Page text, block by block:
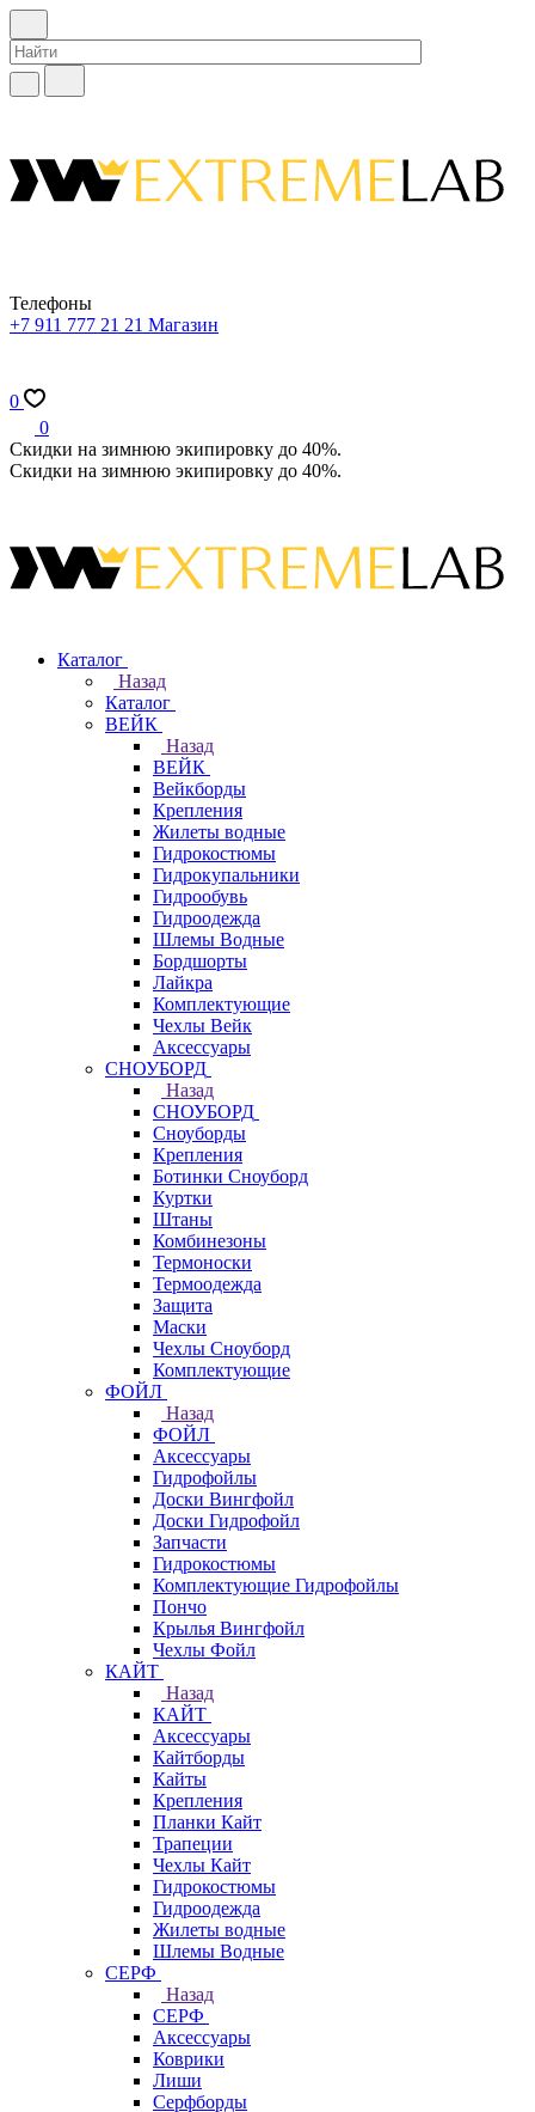
Телефоны
+7 911 777 21 21 Магазин
0
0
Скидки на зимнюю экипировку до 40%.
Скидки на зимнюю экипировку до 40%.
Каталог
Назад
Каталог
ВЕЙК
Назад
ВЕЙК
Вейкборды
Крепления
Жилеты водные
Гидрокостюмы
Гидрокупальники
Гидрообувь
Гидроодежда
Шлемы Водные
Бордшорты
Лайкра
Комплектующие
Чехлы Вейк
Аксессуары
СНОУБОРД
Назад
СНОУБОРД
Сноуборды
Крепления
Ботинки Сноуборд
Куртки
Штаны
Комбинезоны
Термоноски
Термоодежда
Защита
Маски
Чехлы Сноуборд
Комплектующие
ФОЙЛ
Назад
ФОЙЛ
Аксессуары
Гидрофойлы
Доски Вингфойл
Доски Гидрофойл
Запчасти
Гидрокостюмы
Комплектующие Гидрофойлы
Пончо
Крылья Вингфойл
Чехлы Фойл
КАЙТ
Назад
КАЙТ
Аксессуары
Кайтборды
Кайты
Крепления
Планки Кайт
Трапеции
Чехлы Кайт
Гидрокостюмы
Гидроодежда
Жилеты водные
Шлемы Водные
СЕРФ
Назад
СЕРФ
Аксессуары
Коврики
Лиши
Серфборды